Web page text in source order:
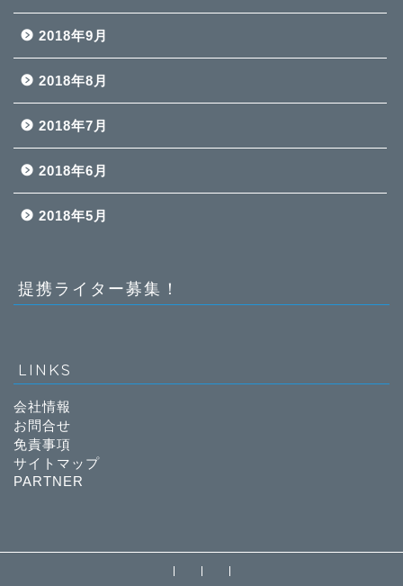
2018年9月
2018年8月
2018年7月
2018年6月
2018年5月
提携ライター募集！
LINKS
会社情報
お問合せ
免責事項
サイトマップ
PARTNER